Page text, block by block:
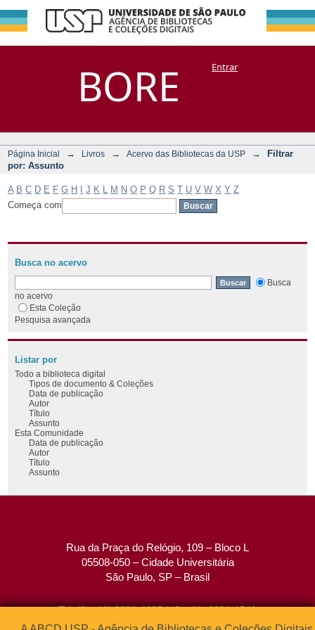
BORE
Filtrar por:
Assunto
DSpace/Manakin + CoriscoEntrar
Página Inicial → Livros → Acervo das Bibliotecas da USP →
Filtrar
por: Assunto
A B C D E F G H J K M N O P Q R S T U V W X Y Z
Começa com
Busca no acervo
Busca
no acervo
Esta Coleção
Pesquisa avançada
Listar por
Todo a biblioteca digital
Tipos de documento & Coleções
Data de publicação
Autor
Título
Assunto
Esta Comunidade
Data de publicação
Autor
Título
Assunto
Rua da Praça do Relógio, 109 – Bloco L
05508-050 – Cidade Universitária
São Paulo, SP – Brasil
Tel: (0xx11) 3091-4195 / (0xx11) 3091-1541
Fax: (0xx11) 3091-1567